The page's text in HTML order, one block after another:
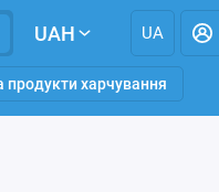
UAH UA
продукти харчування